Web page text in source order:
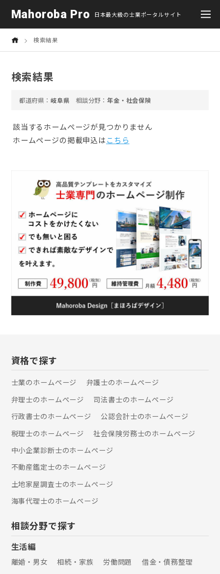
Mahoroba Pro 日本最大級の士業ポータルサイト
検索結果
検索結果
岐阜県 年金・社会保険
該当するホームぺージが見つかりません
ホームページの掲載申込はこちら
資格で探す
士業のホームぺージ
弁護士のホームぺージ
弁理士のホームぺージ
司法書士のホームぺージ
行政書士のホームぺージ
公認会計士のホームぺージ
税理士のホームぺージ
社会保険労務士のホームぺージ
中小企業診断士のホームぺージ
不動産鑑定士のホームぺージ
土地家屋調査士のホームぺージ
海事代理士のホームぺージ
相談分野で探す
生活編
離婚・男女 相続・家族 労働問題
借金・債務整理